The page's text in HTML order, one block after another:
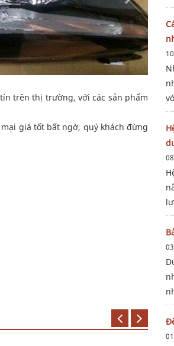
trên thị trường, với các sản phẩm
giá tốt bất ngờ, quý khách đừng
2